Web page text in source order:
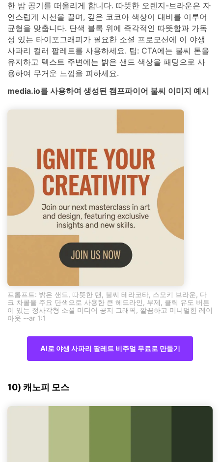
한 밤 공기를 떠올리게 합니다. 따뜻한 오렌지-브라운은 자
연스럽게 시선을 끌며, 깊은 코코아 색상이 대비를 이루어
균형을 맞춥니다. 단색 블록 위에 즉각적인 따뜻함과 가독
성 있는 타이포그래피가 필요한 소셜 프로모션에 이 야생
사파리 컬러 팔레트를 사용하세요. 팁: CTA에는 불씨 톤을
유지하고 텍스트 주변에는 밝은 샌드 색상을 패딩으로 사
용하여 무거운 느낌을 피하세요.
media.io를 사용하여 생성된 캠프파이어 불씨 이미지 예시
프롬프트: 밝은 샌드, 따뜻한 탠, 불씨 테라코타, 스모키 브라운, 다
크 차콜을 주요 단색으로 사용한 큰 헤드라인, 부제, 클릭 유도 버튼
이 있는 정사각형 소셜 미디어 공지 그래픽, 깔끔하고 미니멀한 레이
아웃 --ar 1:1
AI로 야생 사파리 팔레트 비주얼 무료로 만들기
10) 캐노피 모스